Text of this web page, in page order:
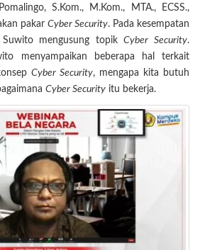
S.Kom., M.Kom., MTA., ECSS.,
pakar Cyber Security. Pada kesempatan
mengusung topikCyber Security.
menyampaikan beberapa hal terkait
Cyber Security, mengapa kita butuh
Cyber Security itu bekerja.